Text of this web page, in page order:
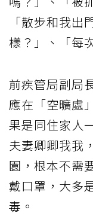
「散步和我
樣？」、「每
前疾管局副局
應在「空曠處
果是同住家人
夫妻卿卿我我
園，根本不需
戴口罩，大多
毒。